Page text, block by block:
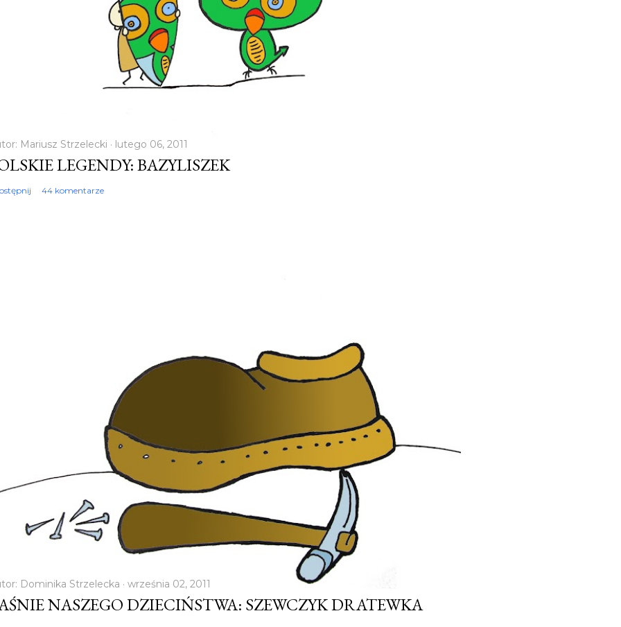
Mariusz Strzelecki lutego 06, 2011
LEGENDY: BAZYLISZEK
44 komentarze
Dominika Strzelecka września 02, 2011
NASZEGO DZIECIŃSTWA: SZEWCZYK DRATEWKA